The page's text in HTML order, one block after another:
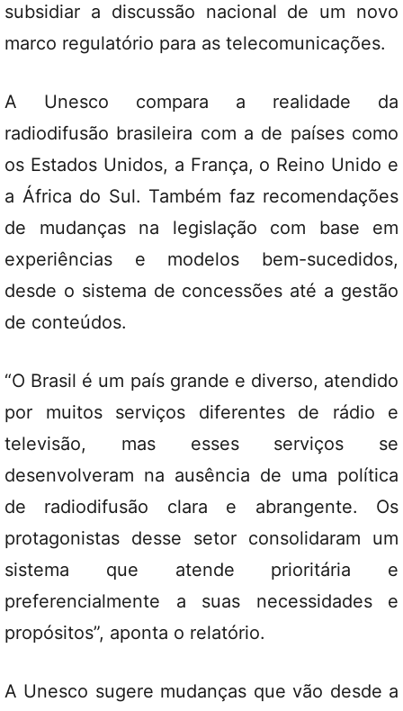
subsidiar a discussão nacional de um novo
marco regulatório para as telecomunicações.
A Unesco compara a realidade da
radiodifusão brasileira com a de países como
os Estados Unidos, a França, o Reino Unido e
a África do Sul. Também faz recomendações
de mudanças na legislação com base em
experiências e modelos bem-sucedidos,
desde o sistema de concessões até a gestão
de conteúdos.
“O Brasil é um país grande e diverso, atendido
por muitos serviços diferentes de rádio e
televisão, mas esses serviços se
desenvolveram na ausência de uma política
de radiodifusão clara e abrangente. Os
protagonistas desse setor consolidaram um
sistema que atende prioritária e
preferencialmente a suas necessidades e
propósitos”, aponta o relatório.
A Unesco sugere mudanças que vão desde a